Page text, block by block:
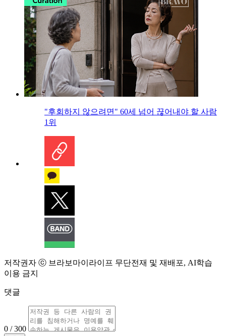
"후회하지 않으려면" 60세 넘어 끊어내야 할 사람
1위
저작권자 ⓒ 브라보마이라이프 무단전재 및 재배포, AI학습
이용 금지
댓글
0 / 300